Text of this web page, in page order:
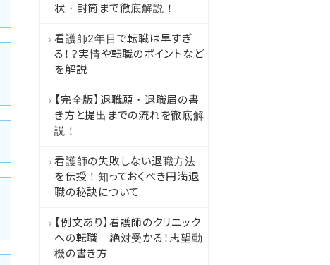
状・封筒まで徹底解説！
看護師2年目で転職は早すぎ
る！？実情や転職のポイントなど
を解説
【完全版】退職願・退職届の書
き方と提出までの流れを徹底解
説！
看護師の失敗しない退職方法
を伝授！知っておくべき円満退
職の秘訣について
【例文あり】看護師のクリニック
への転職 絶対受かる！志望動
機の書き方